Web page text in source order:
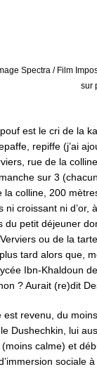
Spectra / Film
sur
est le cri de la
repiffe (j’ai
rue de la
sur 3
la colline, 200
ni croissant ni
du petit déjeuner
ou de la
tard alors que,
Ibn-Khaldoun
? Aurait (re)dit
est revenu, du
Dushechkin, lui
calme) et
sociale à